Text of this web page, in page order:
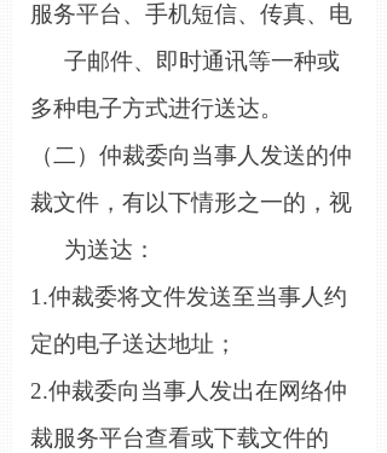
服务平台、手机短信、传真、电
子邮件、即时通讯等一种或
多种电子方式进行送达。
（二）仲裁委向当事人发送的仲
裁文件，有以下情形之一的，视
为送达：
1.仲裁委将文件发送至当事人约
定的电子送达地址；
2.仲裁委向当事人发出在网络仲
裁服务平台查看或下载文件的